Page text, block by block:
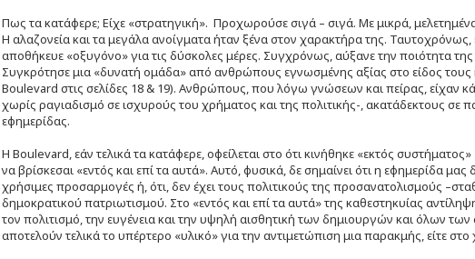
Πως τα κατάφερε; Είχε «στρατηγική». Προχωρούσε σιγά – σιγά. Με μικρά,
Η αλαζονεία και τα μεγάλα ανοίγματα ήταν ξένα στον χαρακτήρα της. Ταυτοχρόνως,
αποθήκευε «οξυγόνο» για τις δύσκολες μέρες. Συγχρόνως, αύξανε την ποιότητα
Συγκρότησε μια «δυνατή ομάδα» από ανθρώπους εγνωσμένης αξίας στο είδος
Boulevard στις σελίδες 18 & 19). Ανθρώπους, που λόγω γνώσεων και πείρας, είχαν
χωρίς ραγιαδισμό σε ισχυρούς του χρήματος και της πολιτικής-, ακατάδεκτους σε
εφημερίδας.
Η Boulevard, εάν τελικά τα κατάφερε, οφείλεται στο ότι κινήθηκε «εκτός
να βρίσκεσαι «εντός και επί τα αυτά». Αυτό, φυσικά, δε σημαίνει ότι η εφημερίδα
χρήσιμες προσαρμογές ή, ότι, δεν έχει τους πολιτικούς της προσανατολισμούς
δημοκρατικού πατριωτισμού. Στο «εντός και επί τα αυτά» της καθεστηκυίας
τον πολιτισμό, την ευγένεια και την υψηλή αισθητική των δημιουργών και όλων
αποτελούν τελικά το υπέρτερο «υλικό» για την αντιμετώπιση μια παρακμής, είτε